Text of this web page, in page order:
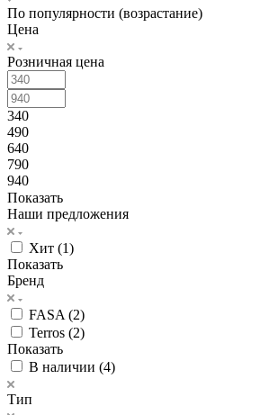
По популярности (возрастание)
Цена
Розничная цена
340
490
640
790
940
Показать
Наши предложения
Хит (1)
Показать
Бренд
FASA (2)
Terros (2)
Показать
В наличии (4)
Тип